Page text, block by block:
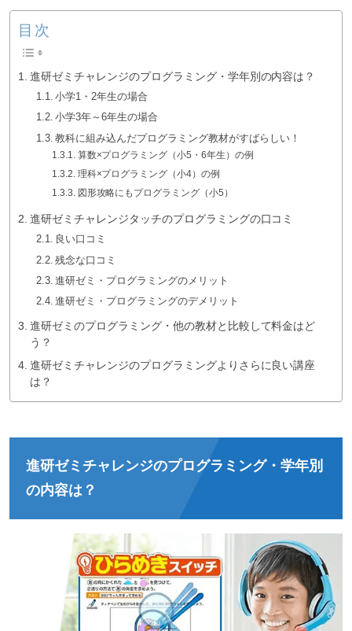
目次
進研ゼミチャレンジのプログラミング・学年別の内容は？
小学1・2年生の場合
小学3年～6年生の場合
教科に組み込んだプログラミング教材がすばらしい！
算数×プログラミング（小5・6年生）の例
理科×プログラミング（小4）の例
図形攻略にもプログラミング（小5）
進研ゼミチャレンジタッチのプログラミングの口コミ
良い口コミ
残念な口コミ
進研ゼミ・プログラミングのメリット
進研ゼミ・プログラミングのデメリット
進研ゼミのプログラミング・他の教材と比較して料金はど
う？
進研ゼミチャレンジのプログラミングよりさらに良い講座
は？
進研ゼミチャレンジのプログラミング・学年別
の内容は？